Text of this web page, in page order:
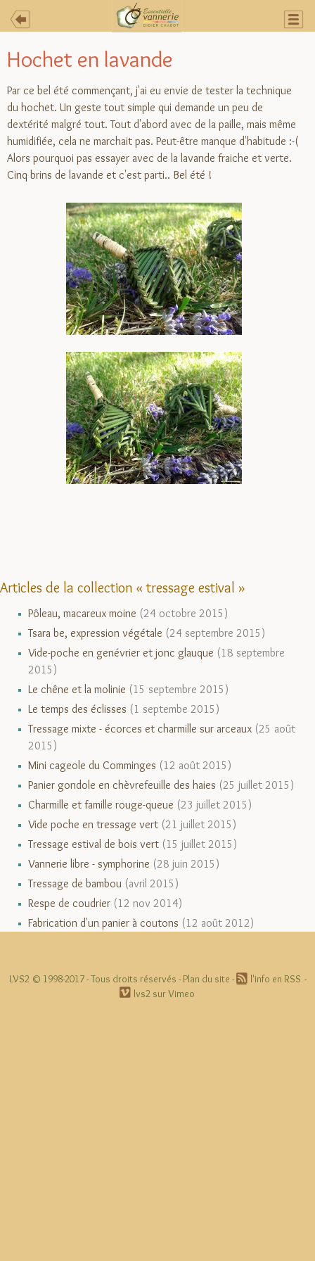
Hochet en lavande
Par ce bel été commençant, j'ai eu envie de tester la technique
du hochet. Un geste tout simple qui demande un peu de
dextérité malgré tout. Tout d'abord avec de la paille, mais même
humidifiée, cela ne marchait pas. Peut-être manque d'habitude :-(
Alors pourquoi pas essayer avec de la lavande fraiche et verte.
Cinq brins de lavande et c'est parti.. Bel été !
Articles de la collection « tressage estival »
Pôleau, macareux moine (24 octobre 2015)
Tsara be, expression végétale (24 septembre 2015)
Vide-poche en genévrier et jonc glauque (18 septembre
2015)
Le chêne et la molinie (15 septembre 2015)
Le temps des éclisses (1 septembe 2015)
Tressage mixte - écorces et charmille sur arceaux (25 août
2015)
Mini cageole du Comminges (12 août 2015)
Panier gondole en chèvrefeuille des haies (25 juillet 2015)
Charmille et famille rouge-queue (23 juillet 2015)
Vide poche en tressage vert (21 juillet 2015)
Tressage estival de bois vert (15 juillet 2015)
Vannerie libre - symphorine (28 juin 2015)
Tressage de bambou (avril 2015)
Respe de coudrier (12 nov 2014)
Fabrication d'un panier à coutons (12 août 2012)
LVS2 © 1998-2017 -Tous droits réservés - Plan du site - l'info en RSS -
lvs2 sur Vimeo